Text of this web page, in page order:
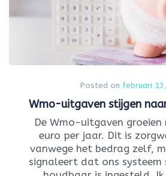
Posted on februari
Wmo-uitgaven stijgen
De Wmo-uitgaven
euro per jaar. Dit is
vanwege het bedrag zelf,
signaleert dat ons